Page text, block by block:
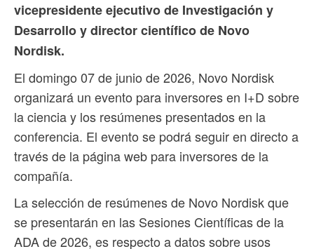
vicepresidente ejecutivo de Investigación y
Desarrollo y director científico de Novo
Nordisk.
El domingo 07 de junio de 2026, Novo Nordisk
organizará un evento para inversores en I+D sobre
la ciencia y los resúmenes presentados en la
conferencia. El evento se podrá seguir en directo a
través de la página web para inversores de la
compañía.
La selección de resúmenes de Novo Nordisk que
se presentarán en las Sesiones Científicas de la
ADA de 2026, es respecto a datos sobre usos